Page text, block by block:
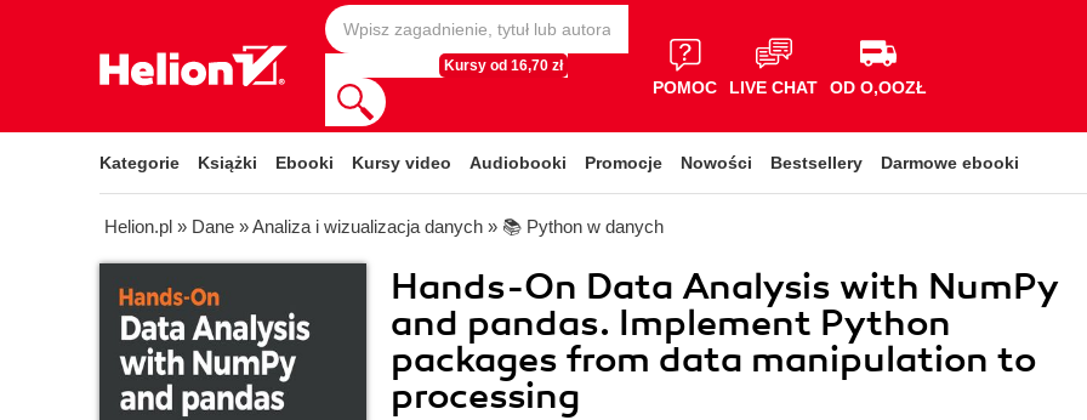
Kursy od 16,70 zł
POMOC LIVE CHAT OD O,OOZŁ
Kategorie Książki Ebooki Kursy video Audiobooki Promocje Nowości Bestsellery Darmowe ebooki
Helion.pl » Dane »Analiza i wizualizacja danych » 📚 Python w danych
Hands-On Data Analysis with NumPy
and pandas. Implement Python
packages from data manipulation to
processing